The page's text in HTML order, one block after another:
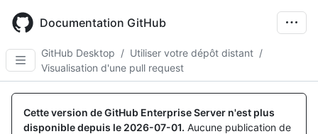
main
content
Documentation GitHub
GitHub Desktop / Utiliser votre dépôt distant /
Visualisation d'une pull request
Cette version de GitHub Enterprise Server n'est plus
disponible depuis le 2026-07-01. Aucune publication de